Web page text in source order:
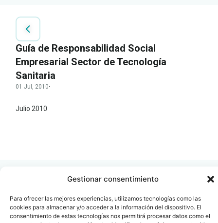
Gestionar consentimiento
Para ofrecer las mejores experiencias, utilizamos tecnologías como las
cookies para almacenar y/o acceder a la información del dispositivo. El
consentimiento de estas tecnologías nos permitirá procesar datos como el
Guía de Responsabilidad Social
Empresarial Sector de Tecnología
Sanitaria
01 Jul, 2010·
Julio 2010
Contacto
Oficina Barcelona